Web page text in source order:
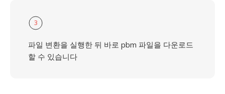
3
파일 변환을 실행한 뒤 바로 pbm 파일을 다운로드
할 수 있습니다